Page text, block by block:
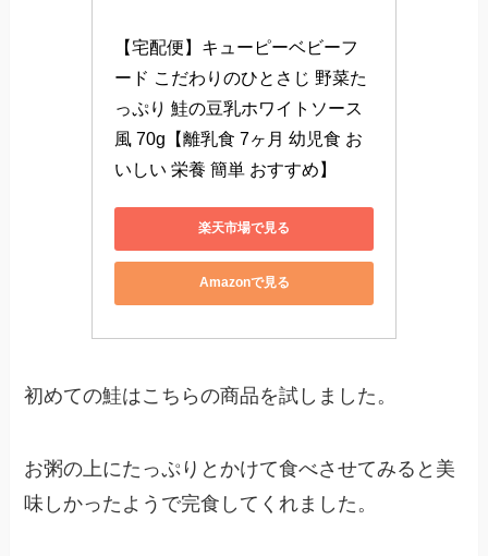
【宅配便】キューピーベビーフ
ード こだわりのひとさじ 野菜た
っぷり 鮭の豆乳ホワイトソース
風 70g【離乳食 7ヶ月 幼児食 お
いしい 栄養 簡単 おすすめ】
楽天市場で見る
Amazonで見る
初めての鮭はこちらの商品を試しました。
お粥の上にたっぷりとかけて食べさせてみると美
味しかったようで完食してくれました。